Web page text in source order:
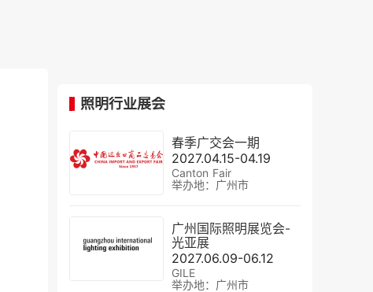
照明行业展会
春季广交会一期
2027.04.15-04.19
Canton Fair
举办地：广州市
广州国际照明展览会-
光亚展
2027.06.09-06.12
GILE
举办地：广州市